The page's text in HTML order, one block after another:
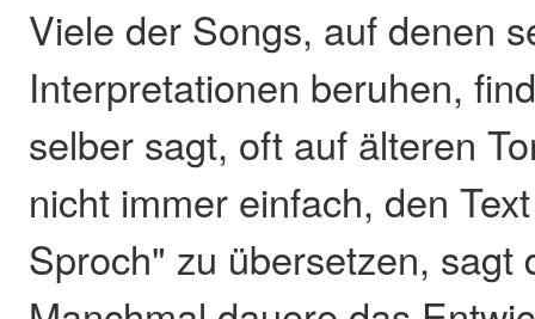
Viele der Songs, auf denen
Interpretationen beruhen,
selber sagt, oft auf älteren
nicht immer einfach, den
Sproch" zu übersetzen, sagt